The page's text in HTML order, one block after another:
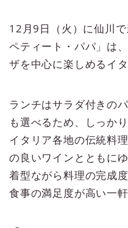
12月9日（火）に仙川
ペティート・パパ」は
ザを中心に楽しめるイ
ランチはサラダ付きの
も選べるため、しっか
イタリア各地の伝統料
の良いワインとともに
着型ながら料理の完成
食事の満足度が高い一軒